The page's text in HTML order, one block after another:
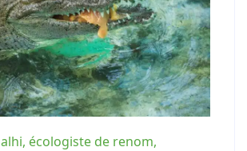
écologiste de renom,